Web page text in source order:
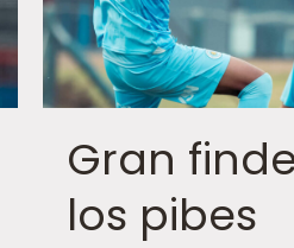
Gran
los pibes